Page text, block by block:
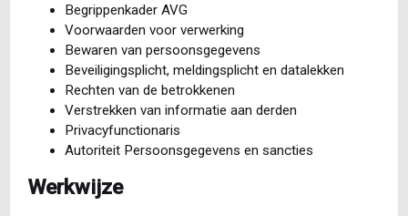
Begrippenkader AVG
Voorwaarden voor verwerking
Bewaren van persoonsgegevens
Beveiligingsplicht, meldingsplicht en datalekken
Rechten van de betrokkenen
Verstrekken van informatie aan derden
Privacyfunctionaris
Autoriteit Persoonsgegevens en sancties
Werkwijze